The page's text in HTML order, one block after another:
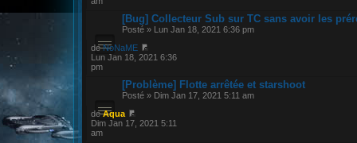
[Bug] Collecteur Sub sur TC sans avoir les
Posté » Lun Jan 18, 2021 6:36 pm
deNoNaME
Lun Jan 18, 2021 6:36
pm
[Problème] Flotte arrêtée et starshoot
Posté » Dim Jan 17, 2021 5:11 am
deAqua
Dim Jan 17, 2021 5:11
am